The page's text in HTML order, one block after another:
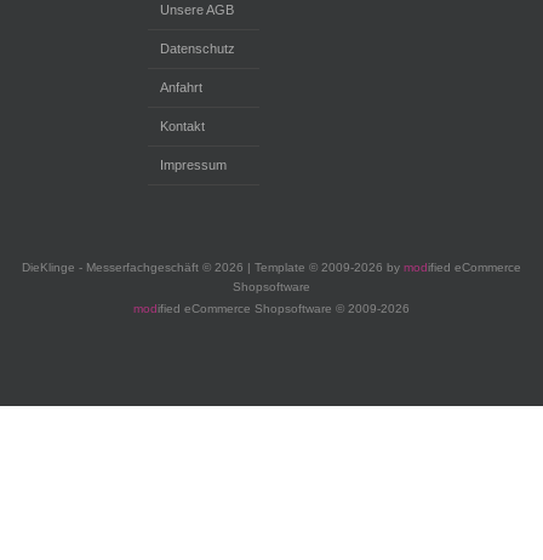
Unsere AGB
Datenschutz
Anfahrt
Kontakt
Impressum
DieKlinge - Messerfachgeschäft © 2026 | Template © 2009-2026 by modified eCommerce
Shopsoftware
modified eCommerce Shopsoftware © 2009-2026